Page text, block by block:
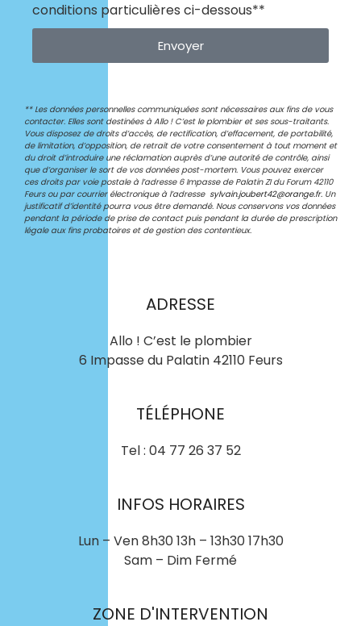
conditions particulières ci-dessous**
Envoyer
** Les données personnelles communiquées sont nécessaires aux fins de vous
contacter. Elles sont destinées à Allo ! C’est le plombieret ses sous-traitants.
Vous disposez de droits d’accès, de rectification, d’effacement, de portabilité,
de limitation, d’opposition, de retrait de votre consentement à tout moment et
du droit d’introduire une réclamation auprès d’une autorité de contrôle, ainsi
que d’organiser le sort de vos données post-mortem. Vous pouvez exercer
ces droits par voie postale à l’adresse 6 Impasse de PalatinZI du Forum 42110
Feurs ou par courrier électronique à l’adresse sylvain.joubert42@orange.fr. Un
justificatif d’identité pourra vous être demandé. Nous conservons vos données
pendant la période de prise de contact puis pendant la durée de prescription
légale aux fins probatoires et de gestion des contentieux.
ADRESSE
Allo ! C’est le plombier
6 Impasse du Palatin 42110 Feurs
TÉLÉPHONE
Tel : 04 77 26 37 52
INFOS HORAIRES
Lun – Ven 8h30 13h – 13h30 17h30
Sam – Dim Fermé
ZONE D'INTERVENTION